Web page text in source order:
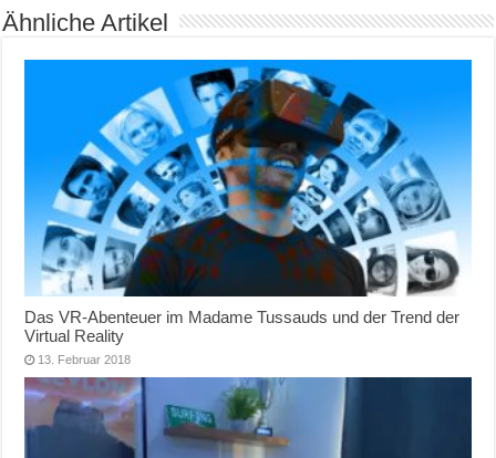
Ähnliche Artikel
Das VR-Abenteuer im Madame Tussauds und der Trend der
Virtual Reality
13. Februar 2018